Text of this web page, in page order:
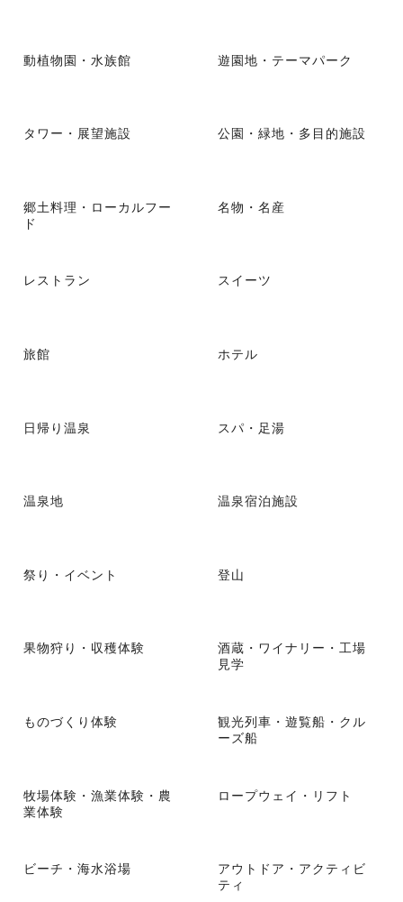
動植物園・水族館 遊園地・テーマパーク
タワー・展望施設 公園・緑地・多目的施設
郷土料理・ローカルフー
ド
名物・名産
レストラン スイーツ
旅館 ホテル
日帰り温泉 スパ・足湯
温泉地 温泉宿泊施設
祭り・イベント 登山
果物狩り・収穫体験
酒蔵・ワイナリー・工場
見学
ものづくり体験
観光列車・遊覧船・クル
ーズ船
牧場体験・漁業体験・農
業体験
ロープウェイ・リフト
ビーチ・海水浴場
アウトドア・アクティビ
ティ